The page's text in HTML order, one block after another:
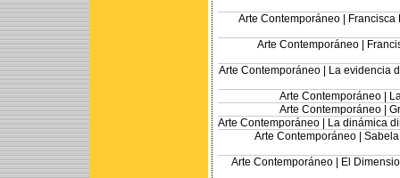
Arte Contemporáneo |
Arte Contemporáneo |
Arte Contemporáneo | La evidencia
Arte Contemporáneo |
Arte Contemporáneo |
Arte Contemporáneo |
La dinámica
Arte Contemporáneo |
Arte Contemporáneo | El